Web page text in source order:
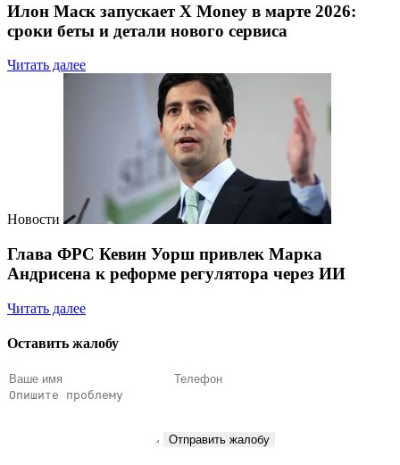
Илон Маск запускает X Money в марте 2026:
сроки беты и детали нового сервиса
Читать далее
Новости
Глава ФРС Кевин Уорш привлек Марка
Андрисена к реформе регулятора через ИИ
Читать далее
Оставить жалобу
Отправить жалобу